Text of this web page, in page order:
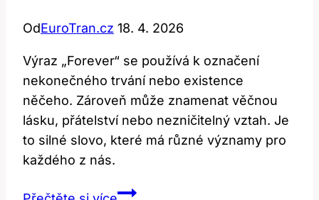
OdEuroTran.cz 18. 4. 2026
Výraz „Forever“ se používá k označení
nekonečného trvání nebo existence
něčeho. Zároveň může znamenat věčnou
lásku, přátelství nebo nezničitelný vztah. Je
to silné slovo, které má různé významy pro
každého z nás.
Forever: